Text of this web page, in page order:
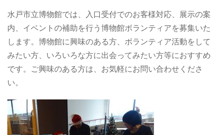
水戸市立博物館では、入口受付でのお客様対応、展示の案
内、イベントの補助を行う博物館ボランティアを募集いた
します。博物館に興味のある方、ボランティア活動をして
みたい方、いろいろな方に出会ってみたい方等におすすめ
です。ご興味のある方は、お気軽にお問い合わせくださ
い。